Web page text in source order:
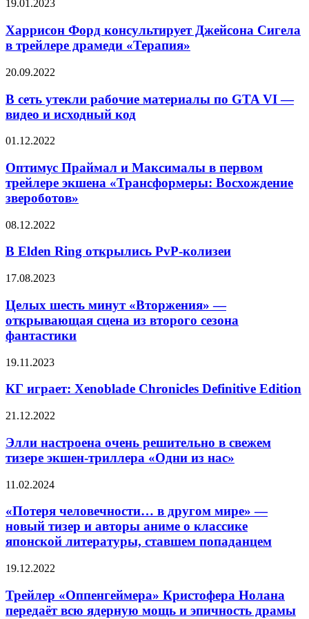
Харрисон
консультирует
Джейсона
Сигела
трейлере
«Терапия»
19.01.2023
Харрисон Форд консультирует Джейсона Сигела
в трейлере драмеди «Терапия»
В
утекли
рабочие
материалы
GTA
—
видео
и
исходный
код
20.09.2022
В сеть утекли рабочие материалы по GTA VI —
видео и исходный код
Оптимус
и
Максималы
в
первом
экшена
Восхождение
01.12.2022
Оптимус Праймал и Максималы в первом
трейлере экшена «Трансформеры: Восхождение
звероботов»
В
Ring
PvP-
08.12.2022
В Elden Ring открылись PvP-колизеи
Целых
минут
«Вторжения»
—
открывающая
из
сезона
17.08.2023
Целых шесть минут «Вторжения» —
открывающая сцена из второго сезона
фантастики
КГ
Xenoblade
Chronicles
Definitive
19.11.2023
КГ играет: Xenoblade Chronicles Definitive Edition
Элли
очень
решительно
в
тизере
триллера
«Одни
из
21.12.2022
Элли настроена очень решительно в свежем
тизере экшен-триллера «Одни из нас»
«Потеря
в
мире»
—
тизер
авторы
аниме
11.02.2024
«Потеря человечности… в другом мире» —
новый тизер и авторы аниме о классике
японской литературы, ставшем попаданцем
Трейлер
Кристофера
Нолана
19.12.2022
Трейлер «Оппенгеймера» Кристофера Нолана
передаёт всю ядерную мощь и эпичность драмы